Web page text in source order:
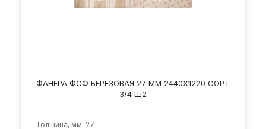
ФАНЕРА ФСФ БЕРЕЗОВАЯ 27 ММ 2440Х1220 СОРТ
3/4 Ш2
Толщина, мм: 27